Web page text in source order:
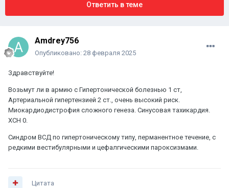
Ответить в теме
Amdrey756
Опубликовано: 28 февраля 2025
Здравствуйте!
Возьмут ли в армию с Гипертонической болезнью 1 ст,
Артериальной гипертензией 2 ст., очень высокий риск.
Миокардиодистрофия сложного генеза. Синусовая тахикардия.
ХСН 0.
Синдром ВСД по гипертоническому типу, перманентное течение, с
редкими вестибулярными и цефалгическими пароксизмами.
Цитата